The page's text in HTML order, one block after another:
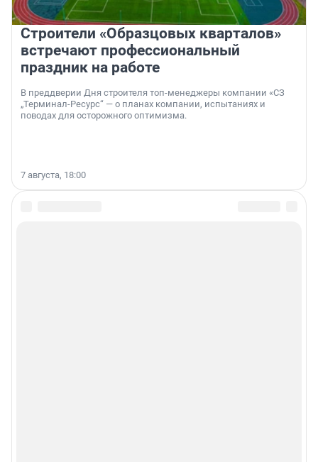
Строители «Образцовых кварталов»
встречают профессиональный
праздник на работе
В преддверии Дня строителя топ-менеджеры компании «СЗ
„Терминал-Ресурс“ — о планах компании, испытаниях и
поводах для осторожного оптимизма.
7 августа, 18:00